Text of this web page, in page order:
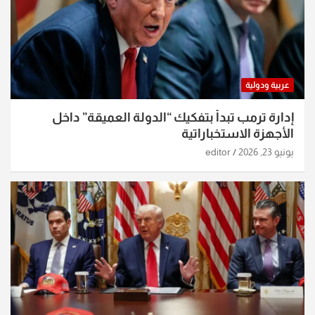
عربية ودولية
إدارة ترمب تبدأ بتفكيك “الدولة العميقة” داخل
الأجهزة الاستخباراتية
يونيو 23, 2026 editor